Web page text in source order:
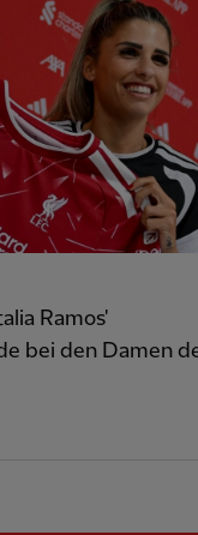
Ramos'
bei den Damen